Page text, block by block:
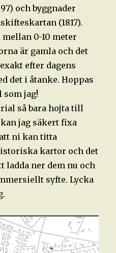
och byggnader
(1817).
0-10 meter
är gamla och det
efter dagens
det i åtanke. Hoppas
jag!
så bara hojta till
jag säkert fixa
ni kan titta
kartor och det
ladda ner dem nu och
syfte. Lycka